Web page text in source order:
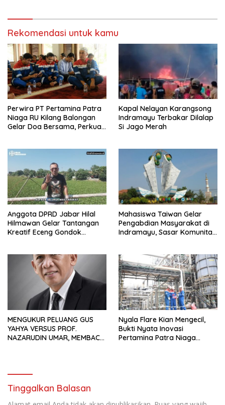
Rekomendasi untuk kamu
Perwira PT Pertamina Patra
Niaga RU Kilang Balongan
Gelar Doa Bersama, Perkuat
Kapal Nelayan Karangsong
Indramayu Terbakar Dilalap
Si Jago Merah
Anggota DPRD Jabar Hilal
Hilmawan Gelar Tantangan
Kreatif Eceng Gondok
Mahasiswa Taiwan Gelar
Pengabdian Masyarakat di
Indramayu, Sasar Komunitas
MENGUKUR PELUANG GUS
YAHYA VERSUS PROF.
NAZARUDIN UMAR, MEMBACA
Nyala Flare Kian Mengecil,
Bukti Nyata Inovasi
Pertamina Patra Niaga
Tinggalkan Balasan